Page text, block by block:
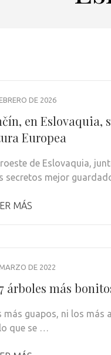
DE 2026
en Eslovaquia,
Europea
de Eslovaquia,
secretos mejor
MÁS
DE 2022
árboles más
más guapos, ni los más
que se …